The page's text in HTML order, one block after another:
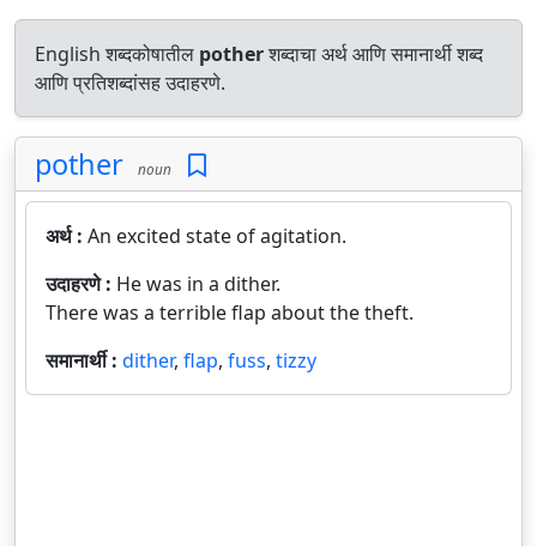
English शब्दकोषातील potherशब्दाचा अर्थ आणि समानार्थी शब्द
आणि प्रतिशब्दांसह उदाहरणे.
pother noun
अर्थ : An excited state of agitation.
उदाहरणे : He was in a dither.
There was a terrible flap about the theft.
समानार्थी : dither, flap, fuss, tizzy